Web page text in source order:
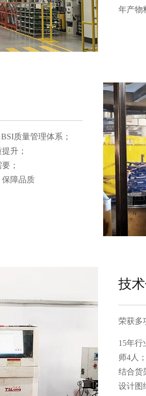
年产物
质量管理体系；
；
；
保障品质
技
荣获多
15年行
师4人；
结合货
设计图